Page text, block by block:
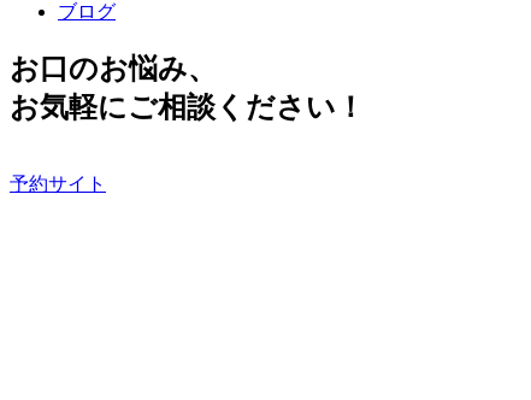
ブログ
お口のお悩み、
お気軽にご相談ください！
予約サイト